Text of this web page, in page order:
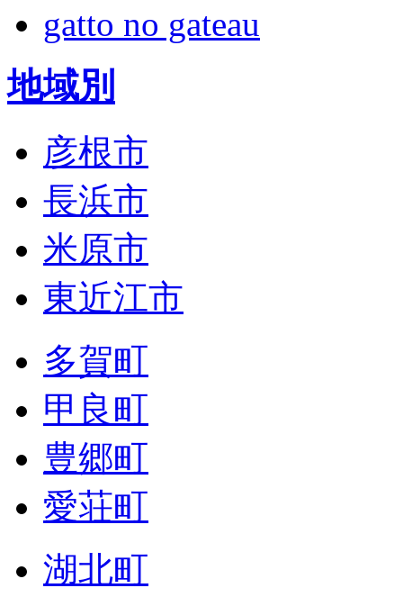
gatto no gateau
地域別
彦根市
長浜市
米原市
東近江市
多賀町
甲良町
豊郷町
愛荘町
湖北町